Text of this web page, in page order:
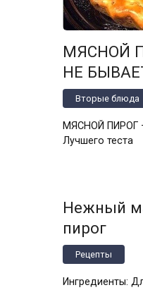
МЯСНОЙ
НЕ
Вторые блюда
МЯСНОЙ ПИРОГ
Лучшего теста
Нежный
пирог
Рецепты
Ингредиенты: